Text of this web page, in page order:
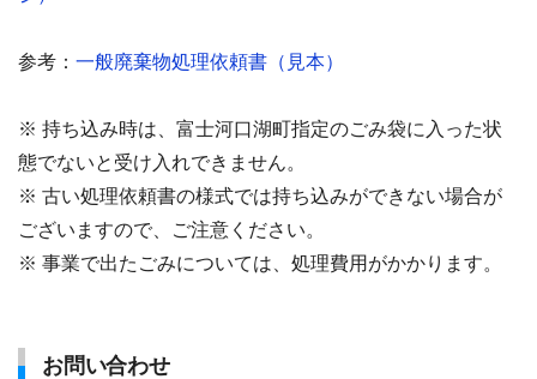
参考： 一般廃棄物処理依頼書（見本）
※ 持ち込み時は、富士河口湖町指定のごみ袋に入った状
態でないと受け入れできません。
※ 古い処理依頼書の様式では持ち込みができない場合が
ございますので、ご注意ください。
※ 事業で出たごみについては、処理費用がかかります。
お問い合わせ